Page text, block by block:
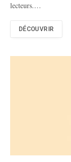
lecteurs.…
DÉCOUVRIR